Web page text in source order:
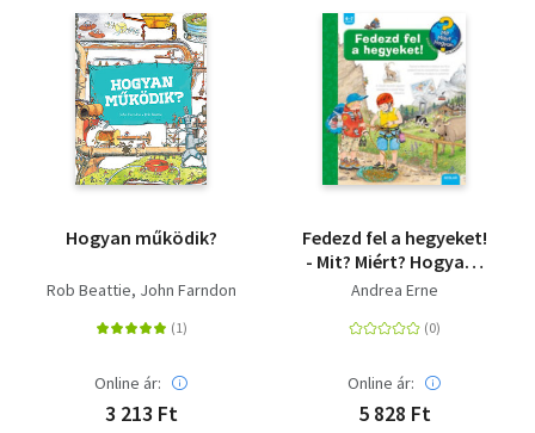
Hogyan működik?
Rob Beattie John Farndon
Online ár:
3 213 Ft
Fedezd fel a hegyeket!
- Mit? Miért? Hogyan?
45.
Andrea Erne
Online ár:
5 828 Ft